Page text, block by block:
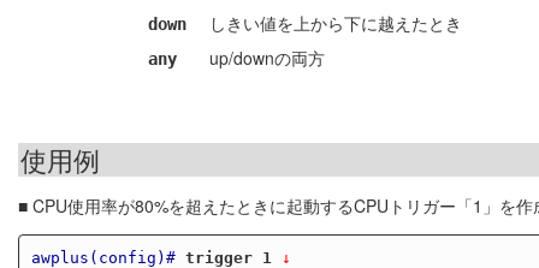
down しきい値を上から下に越えたとき
any up/downの両方
使用例
■ CPU使用率が80%を超えたときに起動するCPUトリガー「1」を作
awplus(config)# trigger 1
↓